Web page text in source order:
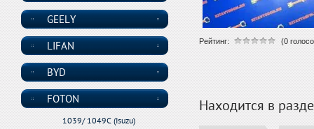
Рейтинг: (0
Находится в
GEELY
LIFAN
BYD
FOTON
1039/ 1049C (Isuzu)